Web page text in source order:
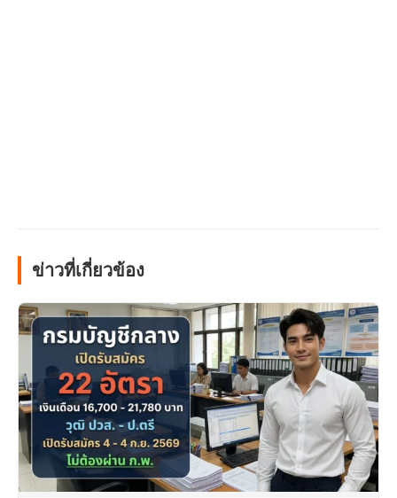
ข่าวที่เกี่ยวข้อง